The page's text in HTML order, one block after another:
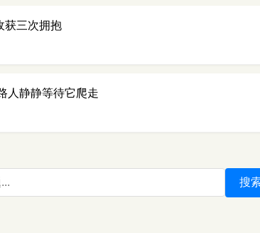
获三次拥抱
人静静等待它爬走
搜